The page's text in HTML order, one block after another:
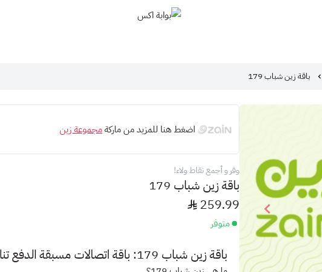
باقة زين شباب 179
اضغط هنا للمزيد من ماركةمجموعة زين
وفر و أجمع نقاط ولاء!
باقة زين شباب 179
259.99
متوفر
باقة زين شباب 179: باقة اتصالات مسبقة الدفع تناسب احتياجاتك